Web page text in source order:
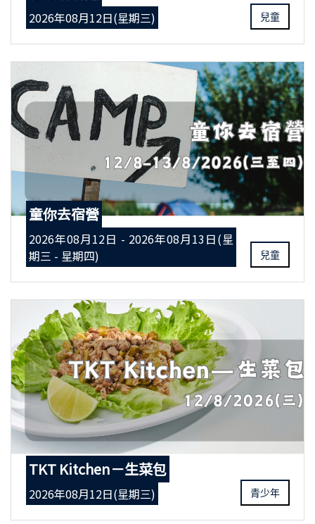
2026年08月12日(星期三) 兒童
童你去宿營
2026年08月12日 - 2026年08月13日(星
期三 - 星期四)
兒童
TKT Kitchen－生菜包
2026年08月12日(星期三) 青少年